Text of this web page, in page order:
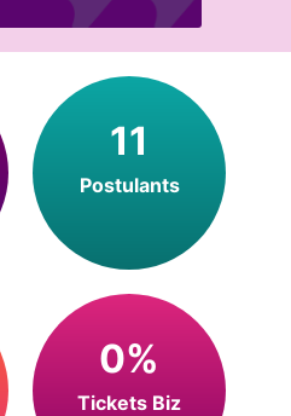
11
Postulants
0%
Tickets Biz